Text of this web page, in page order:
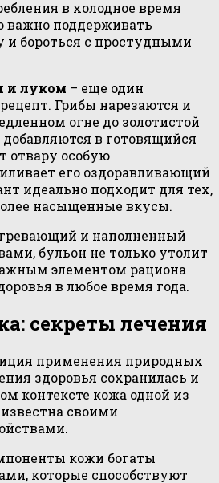
в холодное время
важно поддерживать
бороться с простудными
и луком – еще один
Грибы нарезаются и
огне до золотистой
добавляются в готовящийся
отвару особую
его оздоравливающий
идеально подходит для тех,
насыщенные вкусы.
и наполненный
бульон не только утолит
элементом рациона
в любое время года.
секреты лечения
применения природных
здоровья сохранилась и
контексте кожа одной из
своими
кожи богаты
которые способствуют